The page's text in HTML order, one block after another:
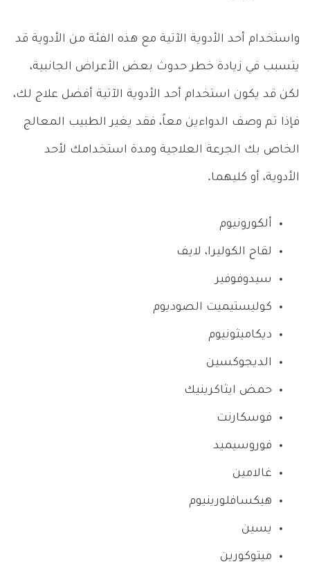
واستخدام أحد الأدوية الآتية مع هذه الفئة من الأدوية قد
يتسبب في زيادة خطر حدوث بعض الأعراض الجانبية،
لكن قد يكون استخدام أحد الأدوية الآتية أفضل علاج لك،
فإذا تم وصف الدواءين معاً، فقد يغير الطبيب المعالج
الخاص بك الجرعة العلاجية ومدة استخدامك لأحد
الأدوية، أو كليهما.
ألكورونيوم
لقاح الكوليرا، لايف
سيدوفوفير
كوليستيميت الصوديوم
ديكاميثونيوم
الديجوكسين
حمض ايثاكرينيك
فوسكارنت
فوروسيميد
غالامين
هيكسافلورينيوم
يسين
ميتوكورين